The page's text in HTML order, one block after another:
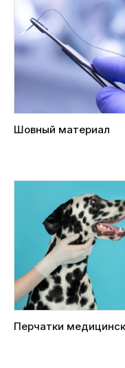
Шовный материал
Перчатки